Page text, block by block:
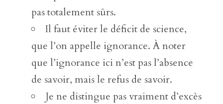
pas totalement sûrs.
Il faut éviter le déficit de science,
que l’on appelle ignorance. À noter
que l’ignorance ici n’est pas l’absence
de savoir, mais le refus de savoir.
Je ne distingue pas vraiment d’excès